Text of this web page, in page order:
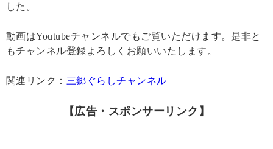
した。
動画はYoutubeチャンネルでもご覧いただけます。是非と
もチャンネル登録よろしくお願いいたします。
関連リンク： 三郷ぐらしチャンネル
【広告・スポンサーリンク】